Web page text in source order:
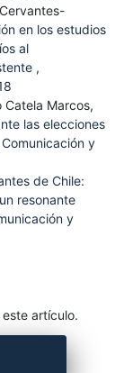
en los estudios
al
,
Catela Marcos,
las elecciones
Comunicación y
de Chile:
resonante
y
artículo.